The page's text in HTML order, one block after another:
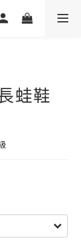
蛙鞋